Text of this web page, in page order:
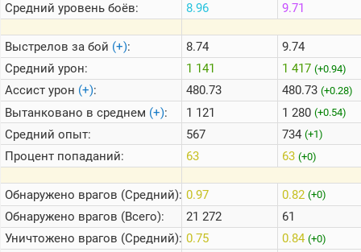
Средний уровень боёв:
Выстрелов за бой (+):
Средний урон:
Ассист урон (+):
Вытанковано в среднем (+):
Средний опыт:
Процент попаданий:
Обнаружено врагов (Средний):
Обнаружено врагов (Всего):
Уничтожено врагов (Средний):
8.96
8.74
1 141
480.73
1 121
567
63
0.97
21 272
0.75
9.71
9.74
1 417 (+0.94)
480.73 (+0.28)
1 280 (+0.54)
734 (+1)
63 (+0)
0.82 (+0)
61
0.84 (+0)